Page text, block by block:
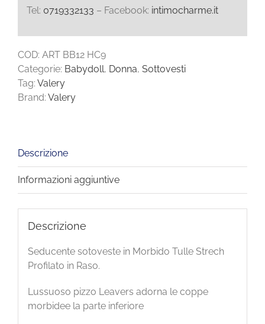
Tel: 0719332133 – Facebook: intimocharme.it
COD: ART BB12 HC9
Categorie: Babydoll, Donna, Sottovesti
Tag: Valery
Brand: Valery
Descrizione
Informazioni aggiuntive
Descrizione
Seducente sotoveste in Morbido Tulle Strech
Profilato in Raso.
Lussuoso pizzo Leavers adorna le coppe
morbidee la parte inferiore